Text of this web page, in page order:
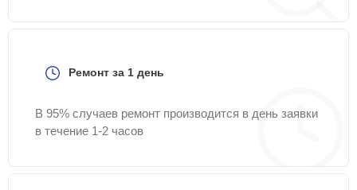
Ремонт за 1 день
В 95% случаев ремонт производится в день заявки
в течение 1-2 часов